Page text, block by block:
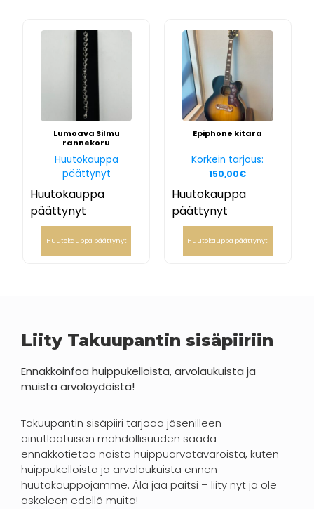
Lumoava Silmu
rannekoru
Huutokauppa
päättynyt
Huutokauppa
päättynyt
Huutokauppa päättynyt
Epiphone kitara
Korkein tarjous:
150,00€
Huutokauppa
päättynyt
Huutokauppa päättynyt
Liity Takuupantin sisäpiiriin
Ennakkoinfoa huippukelloista, arvolaukuista ja
muista arvolöydöistä!
Takuupantin sisäpiiri tarjoaa jäsenilleen
ainutlaatuisen mahdollisuuden saada
ennakkotietoa näistä huippuarvotavaroista, kuten
huippukelloista ja arvolaukuista ennen
huutokauppojamme. Älä jää paitsi – liity nyt ja ole
askeleen edellä muita!